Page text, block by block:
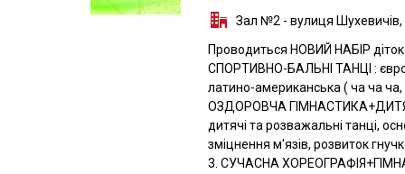
Зал №2 - вулиця Шухевичів,
Проводиться НОВИЙ НАБІР діток
СПОРТИВНО-БАЛЬНІ ТАНЦІ :
латино-американська ( ча ча
ОЗДОРОВЧА
дитячі та розважальні танці,
зміцнення м'язів, розвиток
3. СУЧАСНА